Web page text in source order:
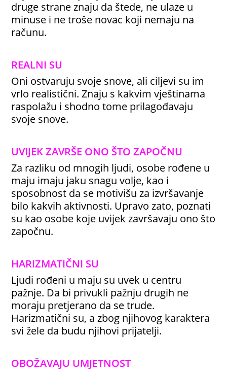
druge strane znaju da štede, ne ulaze u
minuse i ne troše novac koji nemaju na
računu.
REALNI SU
Oni ostvaruju svoje snove, ali ciljevi su im
vrlo realistični. Znaju s kakvim vještinama
raspolažu i shodno tome prilagođavaju
svoje snove.
UVIJEK ZAVRŠE ONO ŠTO ZAPOČNU
Za razliku od mnogih ljudi, osobe rođene u
maju imaju jaku snagu volje, kao i
sposobnost da se motivišu za izvršavanje
bilo kakvih aktivnosti. Upravo zato, poznati
su kao osobe koje uvijek završavaju ono što
započnu.
HARIZMATIČNI SU
Ljudi rođeni u maju su uvek u centru
pažnje. Da bi privukli pažnju drugih ne
moraju pretjerano da se trude.
Harizmatični su, a zbog njihovog karaktera
svi žele da budu njihovi prijatelji.
OBOŽAVAJU UMJETNOST